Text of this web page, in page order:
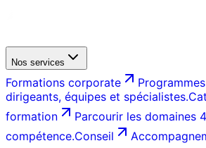
Nos services
Formations corporate
dirigeants, équipes et spécialistes.
formation
Parcourir les domaines
compétence.Conseil